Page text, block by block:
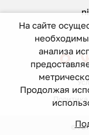
©
На сайте
анализа
Продолжая